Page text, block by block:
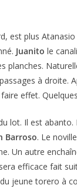
est plus
Juanito le
planches.
à droite.
effet.
lot. Il est abanto.
Barroso. Le
Un autre
efficace fait
jeune torero à